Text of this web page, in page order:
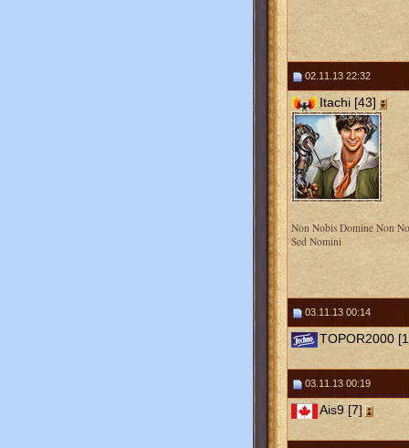
02.11.13 22:32
Itachi [43]
Non Nobis Domine Non
Sed Nomini
03.11.13 00:14
TOPOR2000
03.11.13 00:19
Ais9 [7]